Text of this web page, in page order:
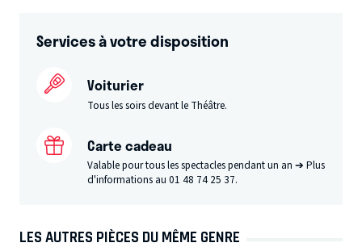
Services à votre disposition
Voiturier
Tous les soirs devant le Théâtre.
Carte cadeau
Valable pour tous les spectacles pendant un an ➔ Plus
d'informations au 01 48 74 25 37.
LES AUTRES PIÈCES DU MÊME GENRE